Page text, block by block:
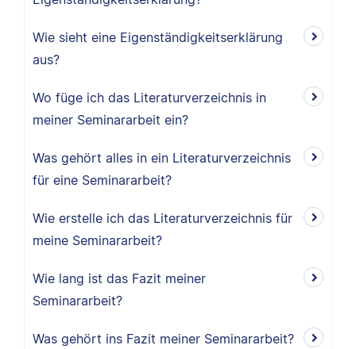
Wie sieht eine Eigenständigkeitserklärung
aus?
Wo füge ich das Literaturverzeichnis in
meiner Seminararbeit ein?
Was gehört alles in ein Literaturverzeichnis
für eine Seminararbeit?
Wie erstelle ich das Literaturverzeichnis für
meine Seminararbeit?
Wie lang ist das Fazit meiner
Seminararbeit?
Was gehört ins Fazit meiner Seminararbeit?